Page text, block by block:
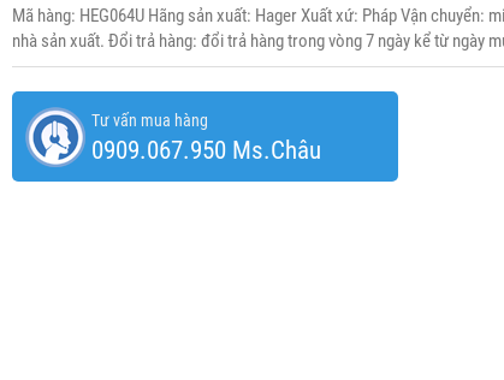
Mã hàng: HEG064U Hãng sản xuất: Hager Xuất xứ: Pháp Vận chuyển:
nhà sản xuất. Đổi trả hàng: đổi trả hàng trong vòng 7 ngày kể từ ngày
Tư vấn mua hàng
0909.067.950 Ms.Châu